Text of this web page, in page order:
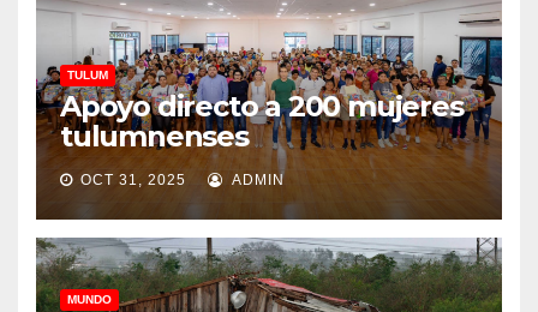
TULUM
Apoyo directo a 200 mujeres
tulumnenses
OCT 31, 2025 ADMIN
MUNDO